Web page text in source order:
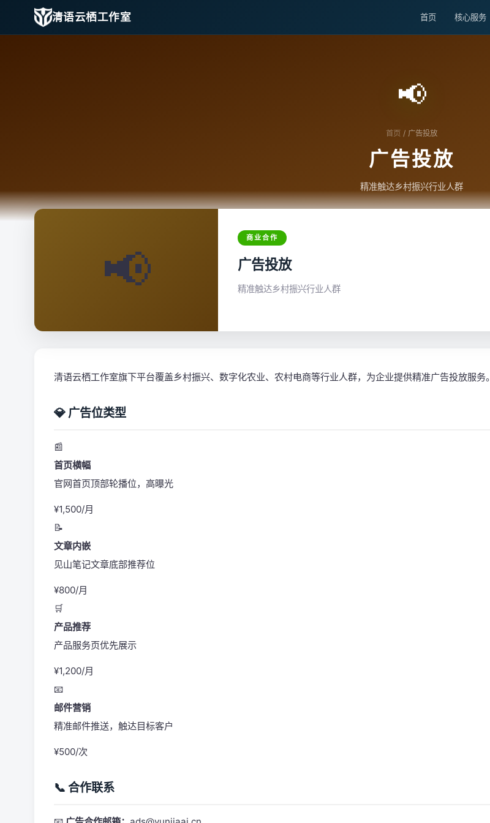
清语云栖工作室 首页 核心服务
📢
首页 / 广告投放
广告投放
精准触达乡村振兴行业人群
📢
商业合作
广告投放
精准触达乡村振兴行业人群
清语云栖工作室旗下平台覆盖乡村振兴、数字化农业、农村电商等行业人群，为企业提供精准广告投放服务。
💎 广告位类型
📰
首页横幅
官网首页顶部轮播位，高曝光
¥1,500/月
📝
文章内嵌
见山笔记文章底部推荐位
¥800/月
🛒
产品推荐
产品服务页优先展示
¥1,200/月
📧
邮件营销
精准邮件推送，触达目标客户
¥500/次
📞 合作联系